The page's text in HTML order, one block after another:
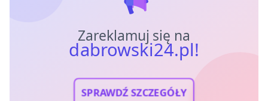
Zareklamuj się na
dabrowski24.pl!
SPRAWDŹ SZCZEGÓŁY